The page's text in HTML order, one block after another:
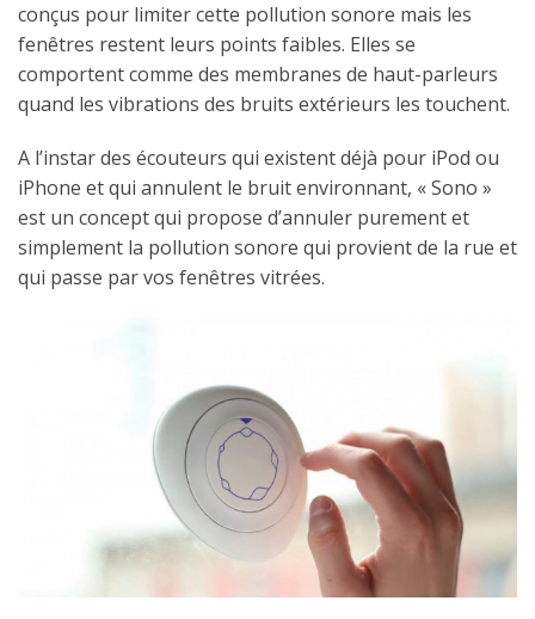
conçus pour limiter cette pollution sonore mais les
fenêtres restent leurs points faibles. Elles se
comportent comme des membranes de haut-parleurs
quand les vibrations des bruits extérieurs les touchent.
A l’instar des écouteurs qui existent déjà pour iPod ou
iPhone et qui annulent le bruit environnant, « Sono »
est un concept qui propose d’annuler purement et
simplement la pollution sonore qui provient de la rue et
qui passe par vos fenêtres vitrées.